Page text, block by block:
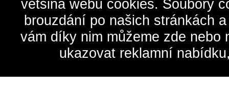
většina webů cookies. Soubory
brouzdání po našich stránkách
vám díky nim můžeme zde
ukazovat reklamní